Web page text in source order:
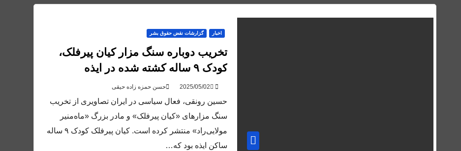
اخبار گزارشات نقض حقوق بشر
تخریب دوباره سنگ مزار کیان پیرفلک،
کودک ۹ ساله کشته شده در ایذه
حسن حمزه زاده حیقی
حسین رونقی، فعال سیاسی در ایران تصاویری از تخریب
سنگ مزارهای «کیان پیرفلک» و مادر بزرگ «ماه‌منیر
مولایی‌راد» منتشر کرده است. کیان پیرفلک کودک ۹ ساله
ساکن ایذه بود که…